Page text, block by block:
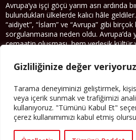
Gizliliğinize değer veriyoruz
Tarama deneyiminizi geliştirmek,
veya içerik sunmak ve trafiğimizi
kullanıyoruz. "Tümünü Kabul Et"
çerez kullanımımızı kabul etmiş
Avrupa’ya işçi göçü yarım asrı ardında
bulundukları ülkelerde kalıcı hâle
“aidiyet”, “İslam” ve “Avrupa” gibi
sorgulanmasına neden oldu.
cemaatin oluşması, hem yerleşik kültür
Yazının devamı
PERSPEKTIF’I SOSYAL MEDYADA